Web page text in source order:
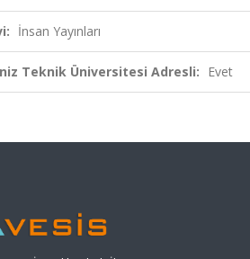
İnsan Yayınları
Teknik Üniversitesi Adresli: Evet